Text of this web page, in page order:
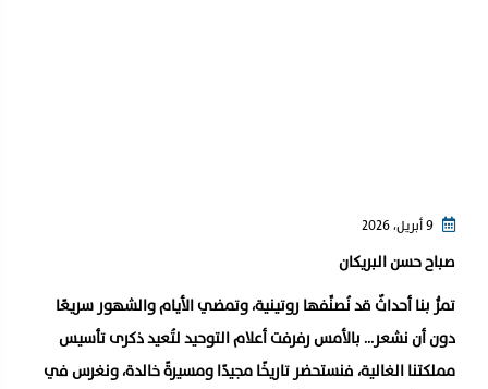
صباح حسن البريكان
تمرُّ بنا أحداثٌ قد نُصنِّفها روتينية، وتمضي الأيام والشهور سريعًا
دون أن نشعر… بالأمس رفرفت أعلام التوحيد لتُعيد ذكرى تأسيس
مملكتنا الغالية، فنستحضر تاريخًا مجيدًا ومسيرةً خالدة، ونغرس في